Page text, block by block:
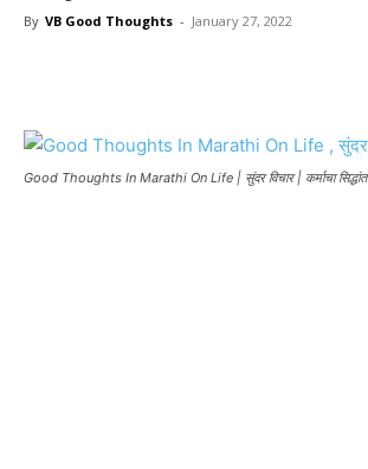
By VB Good Thoughts - January 27, 2022
Good Thoughts In Marathi On Life | सुंदर विचार | कर्माचा सिद्धांत